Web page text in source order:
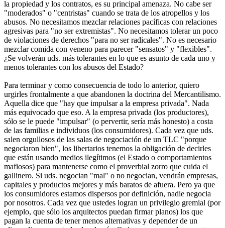
la propiedad y los contratos, es su principal amenaza. No cabe ser
"moderados" o "centristas" cuando se trata de los atropellos y los
abusos. No necesitamos mezclar relaciones pacíficas con relaciones
agresivas para "no ser extremistas". No necesitamos tolerar un poco
de violaciones de derechos "para no ser radicales". No es necesario
mezclar comida con veneno para parecer "sensatos" y "flexibles".
¿Se volverán uds. más tolerantes en lo que es asunto de cada uno y
menos tolerantes con los abusos del Estado?
Para terminar y como consecuencia de todo lo anterior, quiero
urgirles frontalmente a que abandonen la doctrina del Mercantilismo.
Aquella dice que "hay que impulsar a la empresa privada". Nada
más equivocado que eso. A la empresa privada (los productores),
sólo se le puede "impulsar" (o pervertir, sería más honesto) a costa
de las familias e individuos (los consumidores). Cada vez que uds.
salen orgullosos de las salas de negociación de un TLC "porque
negociaron bien", los libertarios tenemos la obligación de decirles
que están usando medios ilegítimos (el Estado o comportamientos
mafiosos) para mantenerse como el proverbial zorro que cuida el
gallinero. Si uds. negocian "mal" o no negocian, vendrán empresas,
capitales y productos mejores y más baratos de afuera. Pero ya que
los consumidores estamos dispersos por definición, nadie negocia
por nosotros. Cada vez que ustedes logran un privilegio gremial (por
ejemplo, que sólo los arquitectos puedan firmar planos) los que
pagan la cuenta de tener menos alternativas y depender de un